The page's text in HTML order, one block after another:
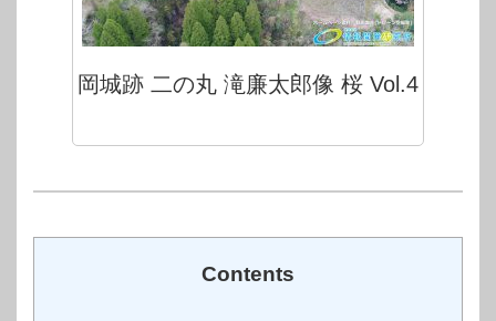
岡城跡 二の丸 滝廉太郎像 桜 Vol.4
Contents